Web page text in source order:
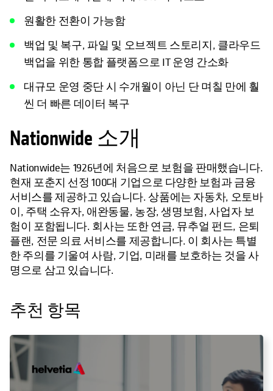
원활한 전환이 가능함
백업 및 복구, 파일 및 오브젝트 스토리지, 클라우드
백업을 위한 통합 플랫폼으로 IT 운영 간소화
대규모 운영 중단 시 수개월이 아닌 단 며칠 만에 훨
씬 더 빠른 데이터 복구
Nationwide 소개
Nationwide는 1926년에 처음으로 보험을 판매했습니다.
현재 포춘지 선정 100대 기업으로 다양한 보험과 금융
서비스를 제공하고 있습니다. 상품에는 자동차, 오토바
이, 주택 소유자, 애완동물, 농장, 생명보험, 사업자 보
험이 포함됩니다. 회사는 또한 연금, 뮤추얼 펀드, 은퇴
플랜, 전문 의료 서비스를 제공합니다. 이 회사는 특별
한 주의를 기울여 사람, 기업, 미래를 보호하는 것을 사
명으로 삼고 있습니다.
추천 항목